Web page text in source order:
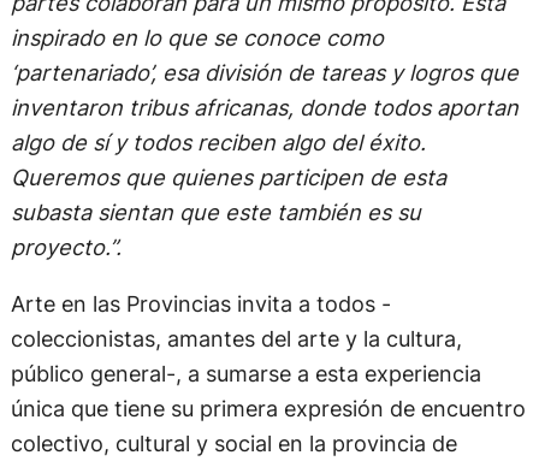
proyectos sociales con impacto local.
“Como decía León Ferrari, uno de los padrinos de
esta subasta, ‘la belleza también es un derecho’.
No debería ser necesario vivir en una gran ciudad
para acceder e inspirarse del arte.” , sostiene
Olivia Ramazza Arentsen. Y agrega:“El concepto
sutil de subasta colaborativa es simple: muchas
inspirado en lo que se conoce como
‘partenariado’, esa división de tareas y logros que
inventaron tribus africanas, donde todos aportan
algo de sí y todos reciben algo del éxito.
Queremos que quienes participen de esta